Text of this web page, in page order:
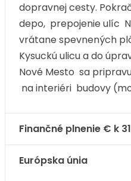
dopravnej cesty.
depo, prepojenie ulíc
vrátane spevnených
Kysuckú ulicu a do
Nové Mesto sa
na interiéri budovy
Finančné plnenie € k
Európska únia